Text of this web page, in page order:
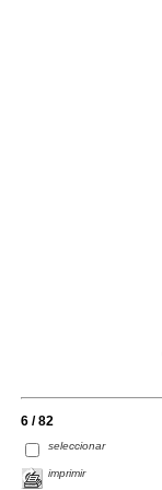
6 / 82
seleccionar
imprimir